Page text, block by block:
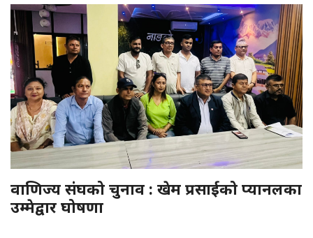
वाणिज्य संघको चुनाव : खेम प्रसाईको प्यानलका
उम्मेद्वार घोषणा